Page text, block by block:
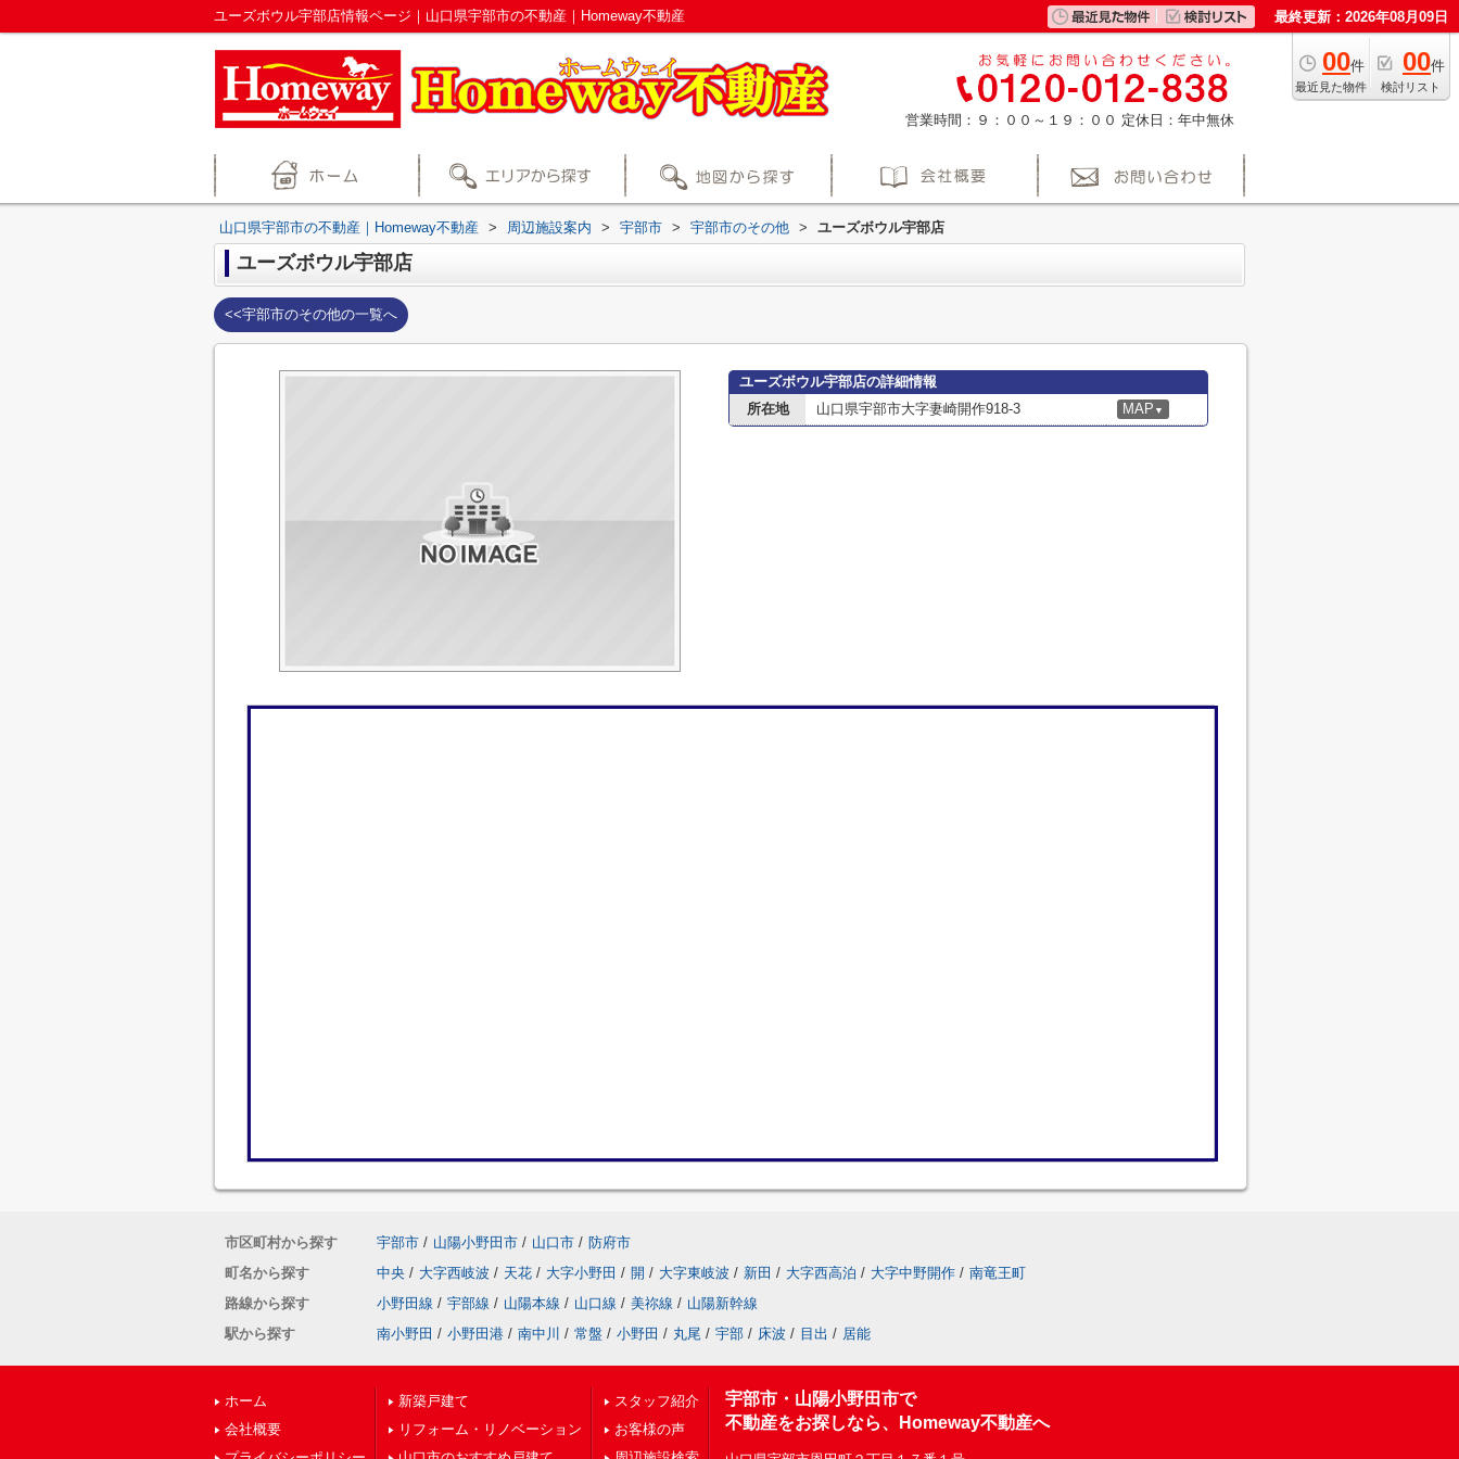
ユーズボウル宇部店情報ページ｜山口県宇部市の不動産｜Homeway不動産 最終更新：2026年08月09日
00件
最近見た物件
00件
検討リスト
営業時間：９：００～１９：００ 定休日：年中無休
山口県宇部市の不動産｜Homeway不動産 > 周辺施設案内 > 宇部市 > 宇部市のその他 > ユーズボウル宇部店
ユーズボウル宇部店
<<宇部市のその他の一覧へ
ユーズボウル宇部店の詳細情報
所在地
山口県宇部市大字妻崎開作918-3 MAP ▼
市区町村から探す 宇部市 / 山陽小野田市 / 山口市 / 防府市
町名から探す
中央 / 大字西岐波 / 天花 / 大字小野田 / 開 / 大字東岐波 / 新田 / 大字西高泊 / 大字中野開作 / 南竜王町
路線から探す
小野田線 / 宇部線 / 山陽本線 / 山口線 / 美祢線 / 山陽新幹線
駅から探す
南小野田 / 小野田港 / 南中川 / 常盤 / 小野田 / 丸尾 / 宇部 / 床波 / 目出 / 居能
ホーム
会社概要
新築戸建て
リフォーム・リノベーション
スタッフ紹介
お客様の声
宇部市・山陽小野田市で
不動産をお探しなら、Homeway不動産へ